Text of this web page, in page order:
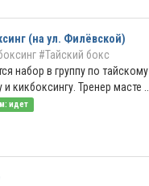
(на ул. Филёвской)
#Тайский бокс
набор в группу по тайскому
и кикбоксингу. Тренер масте ...
идет